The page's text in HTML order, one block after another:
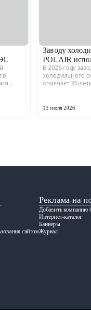
в
Заводу
POLAIR
В 2026 году
холодильного
отмечает 35-
Марий Эл,
13 июля 2026
сайтом
Реклама на
Добавить компанию
Интернет-каталог
Баннеры
Журнал